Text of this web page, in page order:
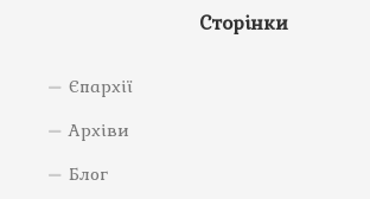
Сторінки
Єпархії
Архіви
Блог